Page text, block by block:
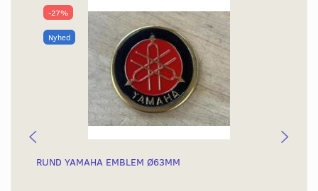
-27%
Nyhed
RUND YAMAHA EMBLEM Ø63MM